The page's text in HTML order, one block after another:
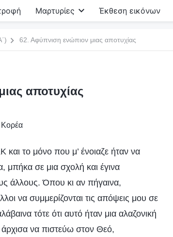
Μαρτυρίες Έκθεση εικόνων
62. Αφύπνιση ενώπιον μιας αποτυχίας
αποτυχίας
Κορέα
το μόνο που μ’ ένοιαζε ήταν να
μπήκα σε μια σχολή και έγινα
άλλους. Όπου κι αν πήγαινα,
να συμμερίζονται τις απόψεις μου σε
τότε ότι αυτό ήταν μια αλαζονική
να πιστεύω στον Θεό,